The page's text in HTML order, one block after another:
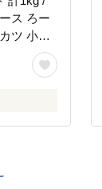
ス ろー
ツ 小分
ら夢フ